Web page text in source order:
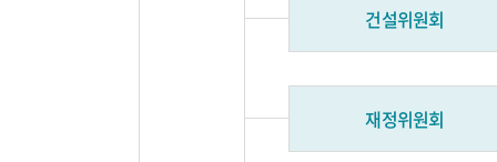
건설위원회
재정위원회